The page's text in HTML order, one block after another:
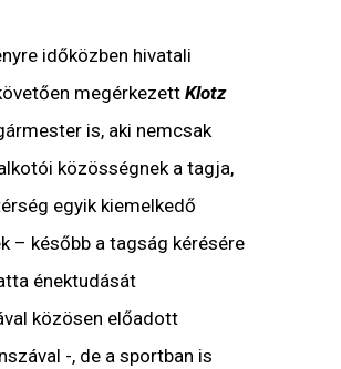
időközben hivatali
megérkezettKlotz
is, aki nemcsak
közösségnek a tagja,
egyik kiemelkedő
– később a tagság kérésére
énektudását
közösen előadott
-, de a sportban is